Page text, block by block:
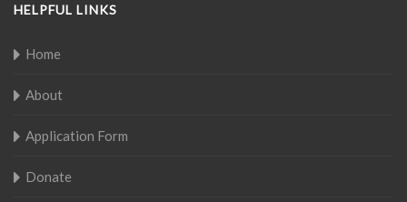
HELPFUL LINKS
Home
About
Application Form
Donate